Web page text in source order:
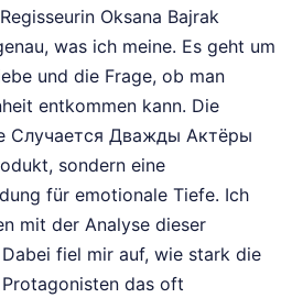
Oksana Bajrak
was ich meine. Es geht um
und die Frage, ob man
entkommen kann. Die
Случается Дважды Актёры
sondern eine
für emotionale Tiefe. Ich
mit der Analyse dieser
fiel mir auf, wie stark die
das oft